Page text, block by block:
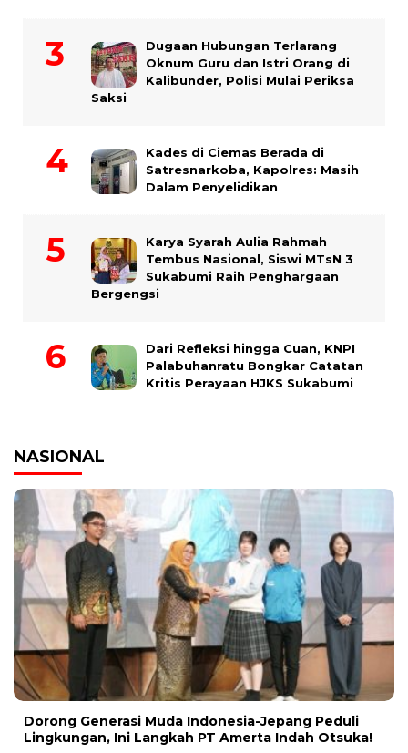
Dugaan Hubungan Terlarang
Oknum Guru dan Istri Orang di
Kalibunder, Polisi Mulai Periksa
Saksi
Kades di Ciemas Berada di
Satresnarkoba, Kapolres: Masih
Dalam Penyelidikan
Karya Syarah Aulia Rahmah
Tembus Nasional, Siswi MTsN 3
Sukabumi Raih Penghargaan
Bergengsi
Dari Refleksi hingga Cuan, KNPI
Palabuhanratu Bongkar Catatan
Kritis Perayaan HJKS Sukabumi
NASIONAL
Dorong Generasi Muda Indonesia-Jepang Peduli
Lingkungan, Ini Langkah PT Amerta Indah Otsuka!